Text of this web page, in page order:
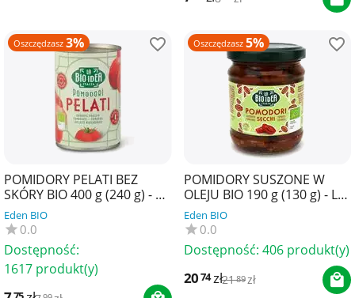
Oszczędzasz 3%
POMIDORY PELATI BEZ
SKÓRY BIO 400 g (240 g) - LA
BIO IDEA
Eden BIO
0.0
Dostępność:
1617 produkt(y)
Oszczędzasz 5%
POMIDORY SUSZONE W
OLEJU BIO 190 g (130 g) - LA
BIO IDEA
Eden BIO
0.0
Dostępność: 406 produkt(y)
2074zł2189zł